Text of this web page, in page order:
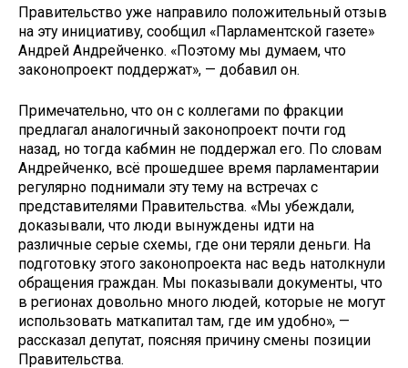
Правительство уже направило положительный отзыв
на эту инициативу, сообщил «Парламентской газете»
Андрей Андрейченко. «Поэтому мы думаем, что
законопроект поддержат», — добавил он.
Примечательно, что он с коллегами по фракции
предлагал аналогичный законопроект почти год
назад, но тогда кабмин не поддержал его. По словам
Андрейченко, всё прошедшее время парламентарии
регулярно поднимали эту тему на встречах с
представителями Правительства. «Мы убеждали,
доказывали, что люди вынуждены идти на
различные серые схемы, где они теряли деньги. На
подготовку этого законопроекта нас ведь натолкнули
обращения граждан. Мы показывали документы, что
в регионах довольно много людей, которые не могут
использовать маткапитал там, где им удобно», —
рассказал депутат, поясняя причину смены позиции
Правительства.